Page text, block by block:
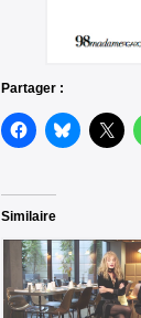
Partager :
Similaire